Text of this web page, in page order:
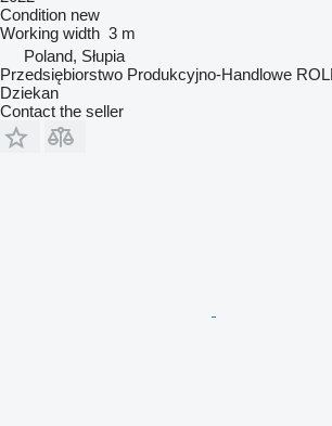
Condition new
Working width 3 m
Poland, Słupia
Przedsiębiorstwo Produkcyjno-Handlowe
Dziekan
Contact the seller